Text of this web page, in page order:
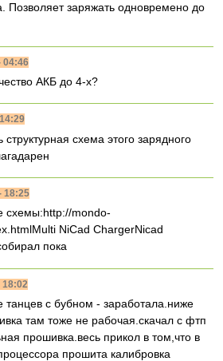
Позволяет заряжать одновремено до
04:46
АКБ до 4-х?
структурная схема этого зарядного
18:25
схемы:http://mondo-
NiCad ChargerNicad
пока
18:02
танцев с бубном - заработала.ниже
там тоже не рабочая.скачал с фтп
прошивка.весь прикол в том,что в
прошита калибровка